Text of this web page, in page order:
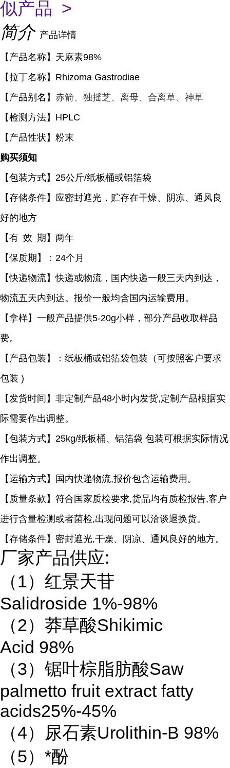
似产品 >
简介 产品详情
【产品名称】天麻素98%
【拉丁名称】 Rhizoma Gastrodiae
【产品别名】 赤箭、独摇芝、离母、合离草、神草
【检测方法】HPLC
【产品性状】粉末
购买须知
【包装方式】 25公斤/纸板桶或铝箔袋
【存储条件】应密封遮光，贮存在干燥、阴凉、通风良
好的地方
【有 效 期】两年
【保质期】： 24个月
【快递物流】快递或物流，国内快递一般三天内到达，
物流五天内到达。报价一般均含国内运输费用。
【拿样】一般产品提供5-20g小样，部分产品收取样品
费。
【产品包装】：纸板桶或铝箔袋包装（可按照客户要求
包装 )
【发货时间】非定制产品48小时内发货,定制产品根据实
际需要作出调整。
【包装方式】 25kg/纸板桶、铝箔袋 包装可根据实际情况
作出调整。
【运输方式】国内快递物流,报价包含运输费用。
【质量条款】符合国家质检要求,货品均有质检报告,客户
进行含量检测或者菌检,出现问题可以洽谈退换货。
【存储条件】密封遮光,干燥、阴凉、通风良好的地方。
厂家产品供应:
（1）红景天苷
Salidroside 1%-98%
（2）莽草酸Shikimic
Acid 98%
（3）锯叶棕脂肪酸Saw
palmetto fruit extract fatty
acids25%-45%
（4）尿石素Urolithin-B 98%
（5） *酚